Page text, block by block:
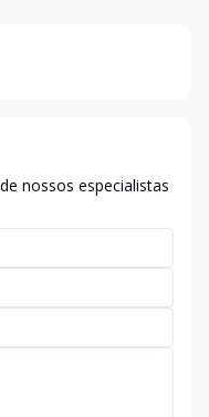
nossos especialistas